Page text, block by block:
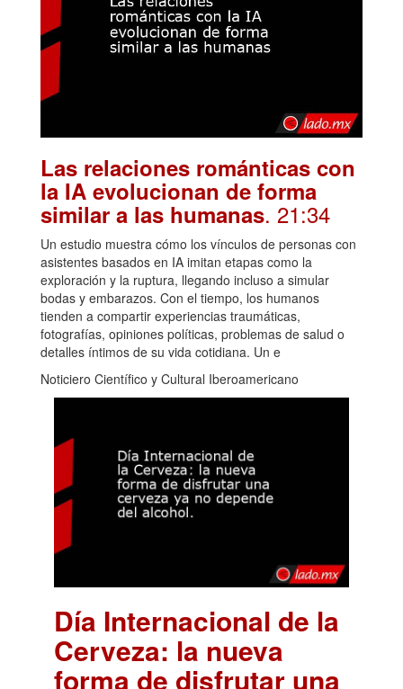
Las relaciones románticas con
la IA evolucionan de forma
similar a las humanas. 21:34
Un estudio muestra cómo los vínculos de personas con
asistentes basados en IA imitan etapas como la
exploración y la ruptura, llegando incluso a simular
bodas y embarazos. Con el tiempo, los humanos
tienden a compartir experiencias traumáticas,
fotografías, opiniones políticas, problemas de salud o
detalles íntimos de su vida cotidiana. Un e
Noticiero Científico y Cultural Iberoamericano
Día Internacional de la
Cerveza: la nueva
forma de disfrutar una